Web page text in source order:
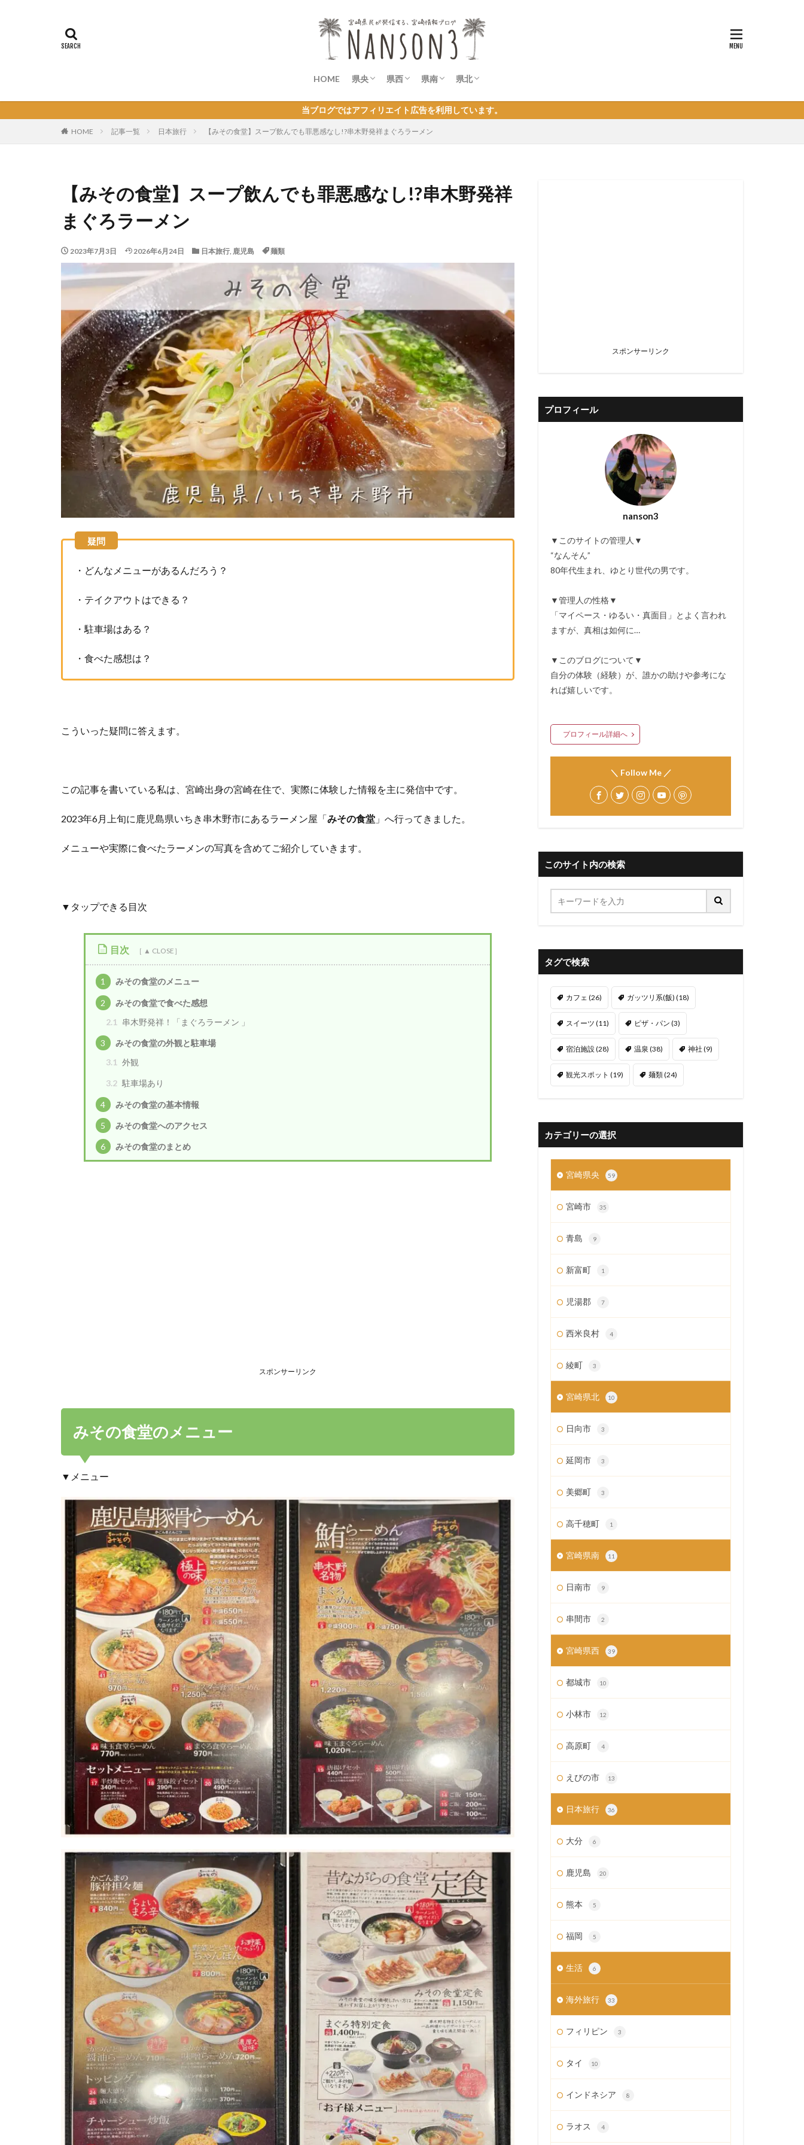
HOME 県央
宮崎市
青島
綾町
西米良村
児湯郡
新富町
県西
小林市
都城市
高原町
えびの市
県南
日南市
串間市
県北
日向市
延岡市
美郷町
高千穂町
当ブログではアフィリエイト広告を利用しています。
HOME 記事一覧 日本旅行 【みその食堂】スープ飲んでも罪悪感なし!?串木野発祥まぐろラーメン
【みその食堂】スープ飲んでも罪悪感なし!?串木野発祥
まぐろラーメン
2023年7月3日 2026年6月24日 日本旅行, 鹿児島 麺類
・どんなメニューがあるんだろう？
・テイクアウトはできる？
・駐車場はある？
・食べた感想は？
こういった疑問に答えます。
この記事を書いている私は、宮崎出身の宮崎在住で、実際に体験した情報を主に発信中です。
2023年6月上旬に鹿児島県いちき串木野市にあるラーメン屋「みその食堂 」へ行ってきました。
メニューや実際に食べたラーメンの写真を含めてご紹介していきます。
▼タップできる目次
目次
1 みその食堂のメニュー
2
みその食堂で食べた感想
2.1
串木野発祥！「まぐろラーメン 」
3
みその食堂の外観と駐車場
3.1 外観
3.2 駐車場あり
4 みその食堂の基本情報
5 みその食堂へのアクセス
6 みその食堂のまとめ
スポンサーリンク
みその食堂のメニュー
▼メニュー
スポンサーリンク
プロフィール
nanson3
▼このサイトの管理人▼
“なんそん”
80年代生まれ、ゆとり世代の男です。
▼管理人の性格▼
「マイペース・ゆるい・真面目」とよく言われ
ますが、真相は如何に…
▼このブログについて▼
自分の体験（経験）が、誰かの助けや参考にな
れば嬉しいです。
プロフィール詳細へ
＼ Follow Me ／
このサイト内の検索
タグで検索
カフェ (26) ガッツリ系(飯) (18)
スイーツ (11) ピザ・パン (3)
宿泊施設(28) 温泉 (38) 神社 (9)
観光スポット (19) 麺類(24)
カテゴリーの選択
宮崎県央 59
宮崎市 35
青島 9
新富町 1
児湯郡 7
西米良村 4
綾町 3
宮崎県北 10
日向市 3
延岡市 3
美郷町 3
高千穂町 1
宮崎県南 11
日南市 9
串間市 2
宮崎県西 39
都城市 10
小林市 12
高原町 4
えびの市 13
日本旅行 36
大分 6
鹿児島 20
熊本 5
福岡 5
生活 6
海外旅行 33
フィリピン 3
タイ 10
インドネシア 8
ラオス 4